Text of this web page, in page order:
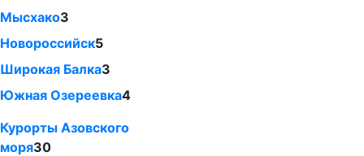
Мысхако3
Новороссийск5
Широкая Балка3
Южная Озереевка4
Курорты Азовского
моря30